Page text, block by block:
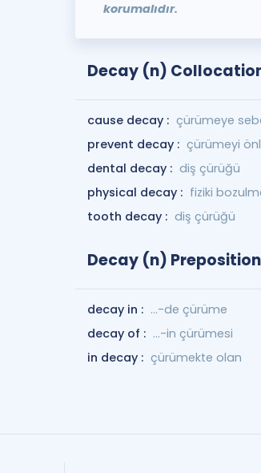
korumalıdır.
Decay (n)
cause decay : çürümeye
prevent decay : çürümeyi
dental decay : diş çürüğü
physical decay : fiziki
tooth decay : diş çürüğü
Decay (n)
decay in : ...-de çürüme
decay of : ...-in çürümesi
in decay : çürümekte olan